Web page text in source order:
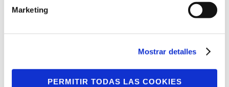
Marketing
Mostrar detalles
PERMITIR TODAS LAS COOKIES
formatos (presencial, streaming u
Pinterest
Google+
LinkedIn